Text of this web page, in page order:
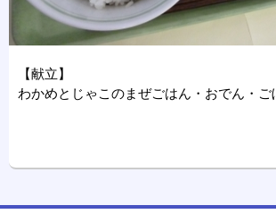
【献立】
わかめとじゃこのまぜごはん・おでん・